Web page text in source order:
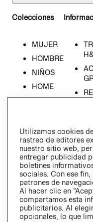
Colecciones
MUJER
HOMBRE
NIÑOS
HOME
Utilizamos cookies
rastreo de editores
nuestro sitio web,
entregar publicidad
boletines
sociales. Con ese
patrones de
Al hacer clic en
compartamos esta
publicitarios. Al
opcionales, lo que